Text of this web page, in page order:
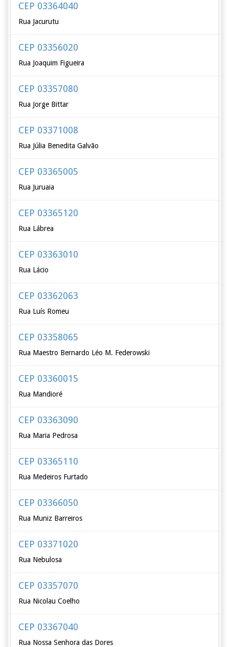
CEP 03364040
Rua Jacurutu
CEP 03356020
Rua Joaquim Figueira
CEP 03357080
Rua Jorge Bittar
CEP 03371008
Rua Júlia Benedita Galvão
CEP 03365005
Rua Juruaia
CEP 03365120
Rua Lábrea
CEP 03363010
Rua Lácio
CEP 03362063
Rua Luís Romeu
CEP 03358065
Rua Maestro Bernardo Léo M. Federowski
CEP 03360015
Rua Mandioré
CEP 03363090
Rua Maria Pedrosa
CEP 03365110
Rua Medeiros Furtado
CEP 03366050
Rua Muniz Barreiros
CEP 03371020
Rua Nebulosa
CEP 03357070
Rua Nicolau Coelho
CEP 03367040
Rua Nossa Senhora das Dores